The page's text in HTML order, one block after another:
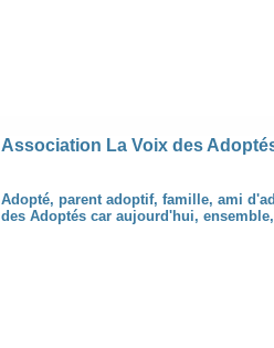
Association La Voix des
Adopté, parent adoptif, famille, ami
des Adoptés car aujourd'hui,